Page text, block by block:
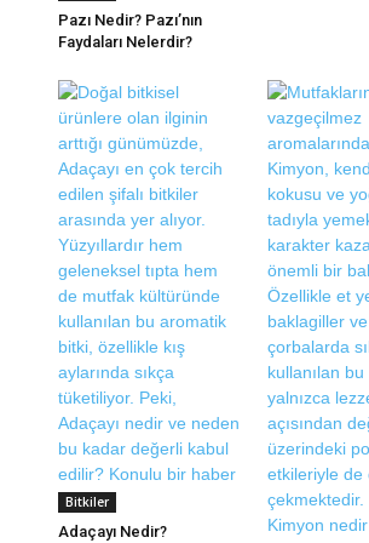
Pazı Nedir? Pazı’nın
Faydaları Nelerdir?
Bitkiler
Adaçayı Nedir?